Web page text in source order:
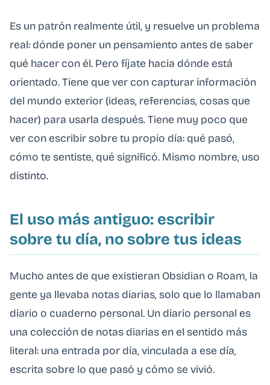
Es un patrón realmente útil, y resuelve un problema
real: dónde poner un pensamiento antes de saber
qué hacer con él. Pero fíjate hacia dónde está
orientado. Tiene que ver con capturar información
del mundo exterior (ideas, referencias, cosas que
hacer) para usarla después. Tiene muy poco que
ver con escribir sobre tu propio día: qué pasó,
cómo te sentiste, qué significó. Mismo nombre, uso
distinto.
El uso más antiguo: escribir
sobre tu día, no sobre tus ideas
Mucho antes de que existieran Obsidian o Roam, la
gente ya llevaba notas diarias, solo que lo llamaban
diario o cuaderno personal. Un diario personal es
una colección de notas diarias en el sentido más
literal: una entrada por día, vinculada a ese día,
escrita sobre lo que pasó y cómo se vivió.